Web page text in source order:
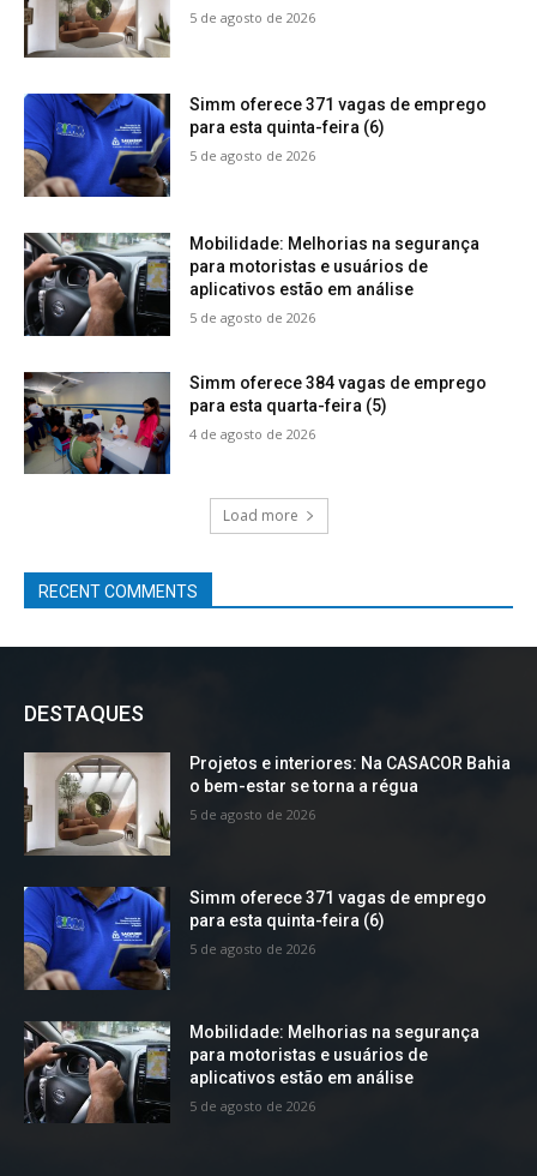
5 de agosto de 2026
Simm oferece 371 vagas de emprego
para esta quinta-feira (6)
5 de agosto de 2026
Mobilidade: Melhorias na segurança
para motoristas e usuários de
aplicativos estão em análise
5 de agosto de 2026
Simm oferece 384 vagas de emprego
para esta quarta-feira (5)
4 de agosto de 2026
Load more
RECENT COMMENTS
DESTAQUES
Projetos e interiores: Na CASACOR Bahia
o bem-estar se torna a régua
5 de agosto de 2026
Simm oferece 371 vagas de emprego
para esta quinta-feira (6)
5 de agosto de 2026
Mobilidade: Melhorias na segurança
para motoristas e usuários de
aplicativos estão em análise
5 de agosto de 2026